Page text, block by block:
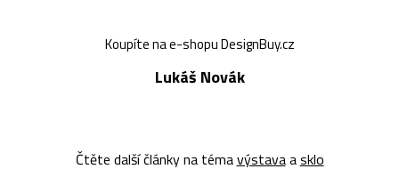
Koupíte na e-shopu DesignBuy.cz
Lukáš Novák
Čtěte další články na témavýstavaasklo